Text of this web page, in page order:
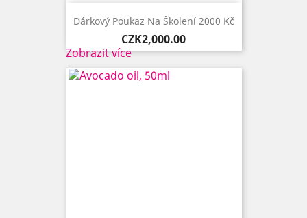
Dárkový Poukaz Na Školení 2000 Kč
Price
CZK2,000.00
Zobrazit více